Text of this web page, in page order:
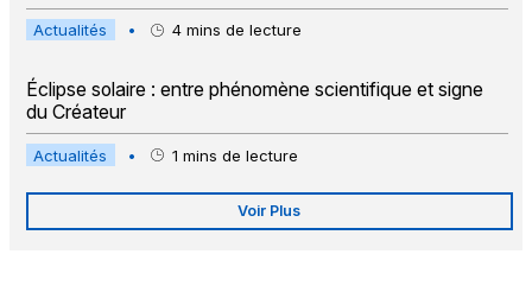
Actualités • 4 mins de lecture
Éclipse solaire : entre phénomène scientifique et signe
du Créateur
Actualités • 1 mins de lecture
Voir Plus